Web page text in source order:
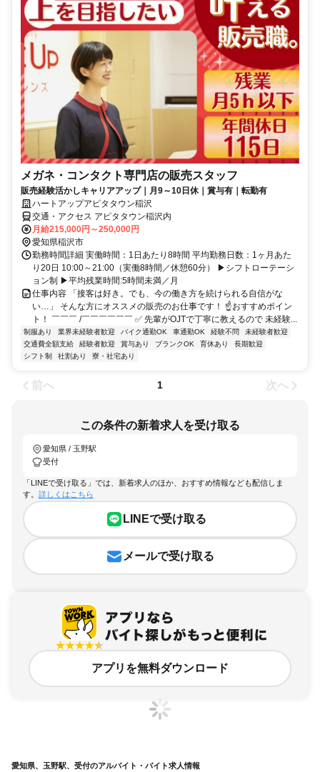
メガネ・コンタクト専門店の販売スタッフ
販売経験活かしキャリアアップ｜月9～10日休｜賞与有｜転勤有
ハートアップアピタタウン稲沢
交通・アクセス アピタタウン稲沢内
月給215,000円～250,000円
愛知県稲沢市
勤務時間詳細 実働時間：1日あたり8時間 平均勤務日数：1ヶ月あた
り20日 10:00～21:00（実働8時間／休憩60分） ▶シフトローテーシ
ョン制 ▶平均残業時間:5時間未満／月
仕事内容 「接客は好き。でも、今の働き方を続けられる自信がな
い…」 そんな方にオススメの販売のお仕事です！ ☝おすすめポイン
ト！ ￣￣￣ /￣￣￣￣￣￣ ✅ 先輩がOJTで丁寧に教えるので 未経験...
制服あり 業界未経験者歓迎 バイク通勤OK 車通勤OK 経験不問
未経験者歓迎
交通費全額支給
経験者歓迎 賞与あり ブランクOK 育休あり
長期歓迎
シフト制
社割あり 寮・社宅あり
前へ 1 次へ
この条件の新着求人を受け取る
愛知県 / 玉野駅
受付
「LINEで受け取る」では、新着求人のほか、おすすめ情報なども配信しま
す。 詳しくはこちら
LINEで受け取る
メールで受け取る
アプリを無料ダウンロード
愛知県、玉野駅、受付のアルバイト・バイト求人情報